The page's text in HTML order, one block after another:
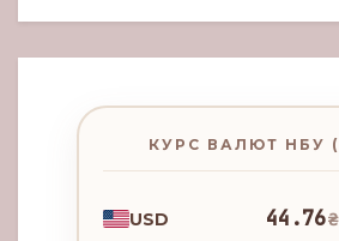
КУРС ВАЛЮТ НБУ
USD 44.76₴